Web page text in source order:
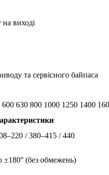
виході
та сервісного байпаса
600 630 800 1000 1250 1400
/ 380–415 / 440
±180° (без обмежень)